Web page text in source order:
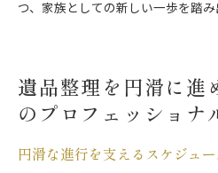
つ、家族としての新しい一歩を踏み
遺品整理を円滑に進
のプロフェッショナ
円滑な進行を支えるスケジュ